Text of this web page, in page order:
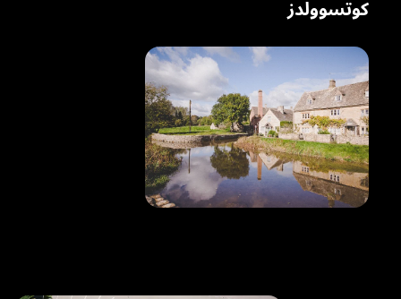
كوتسوولدز